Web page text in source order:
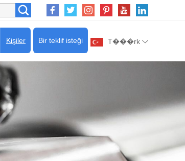
T���rk
Bir teklif isteği
Kişiler